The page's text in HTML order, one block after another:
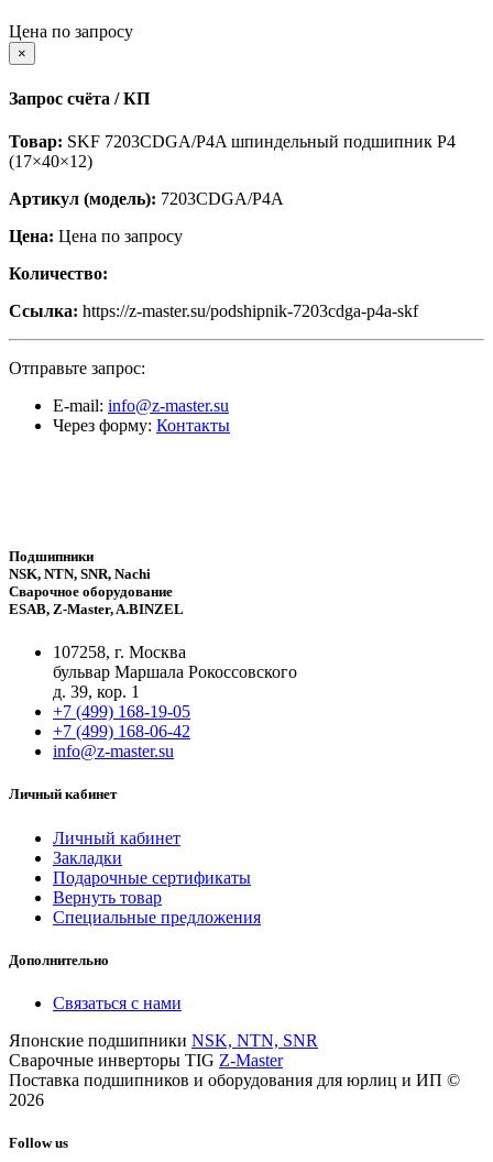
Цена по запросу
×
Запрос счёта / КП
Товар: SKF 7203CDGA/P4A шпиндельный подшипник P4
(17×40×12)
Артикул (модель): 7203CDGA/P4A
Цена: Цена по запросу
Количество:
Ссылка: https://z-master.su/podshipnik-7203cdga-p4a-skf
Отправьте запрос:
E-mail: info@z-master.su
Через форму: Контакты
Подшипники
NSK, NTN, SNR, Nachi
Сварочное оборудование
ESAB, Z-Master, A.BINZEL
107258, г. Москва
бульвар Маршала Рокоссовского
д. 39, кор. 1
+7 (499) 168-19-05
+7 (499) 168-06-42
info@z-master.su
Личный кабинет
Личный кабинет
Закладки
Подарочные сертификаты
Вернуть товар
Специальные предложения
Дополнительно
Связаться с нами
Японские подшипники NSK, NTN, SNR
Сварочные инверторы TIG Z-Master
Поставка подшипников и оборудования для юрлиц и ИП ©
2026
Follow us